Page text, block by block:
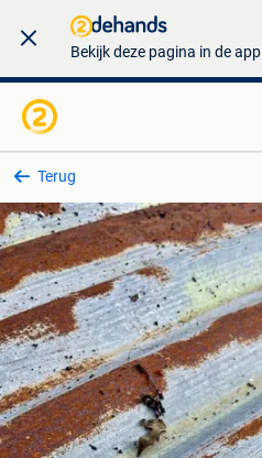
Bekijk deze pagina in de app
Terug